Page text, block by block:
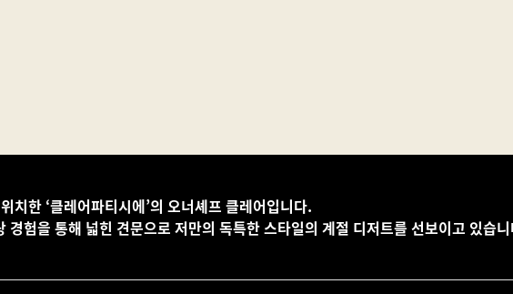
치한 ‘클레어파티시에’의 오너셰프 클레어입니다.
경험을 통해 넓힌 견문으로 저만의 독특한 스타일의 계절 디저트를 선보이고 있습